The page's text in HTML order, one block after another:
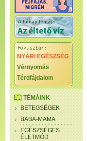
NYÁRI EGÉSZSÉG
Vérnyomás
Térdfájdalom
TÉMÁINK
BETEGSÉGEK
BABA-MAMA
EGÉSZSÉGES
ÉLETMÓD